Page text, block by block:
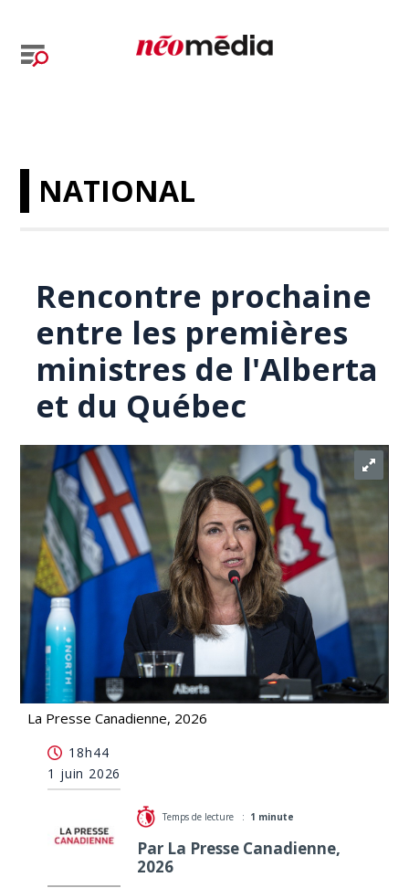
NATIONAL
Rencontre prochaine
entre les premières
ministres de l'Alberta
et du Québec
La Presse Canadienne, 2026
ministres de l'Alberta et du Québec
18h44
1 juin 2026
Temps de lecture : 1 minute
Par La Presse Canadienne,
2026